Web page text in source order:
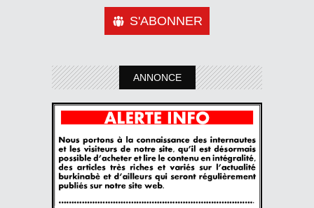
S'ABONNER
ANNONCE